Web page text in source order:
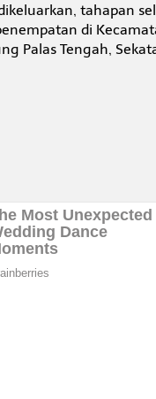
tahapan
di
Palas Tengah,